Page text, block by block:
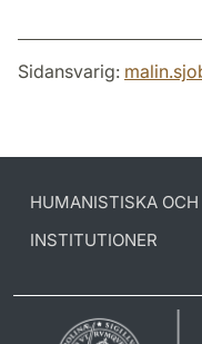
Sidansvarig:
HUMANISTISKA
INSTITUTIONER